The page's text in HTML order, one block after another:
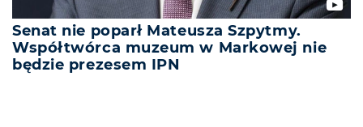
Senat nie poparł Mateusza Szpytmy.
Współtwórca muzeum w Markowej nie
będzie prezesem IPN